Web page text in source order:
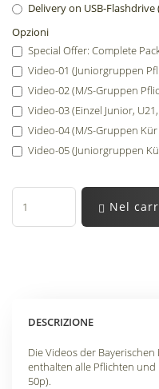
Delivery on USB-
Opzioni
Special Offer: Complete
Video-01 (Juniorgruppen
Video-02 (M/S-Gruppen
Video-03 (Einzel Junior,
Video-04 (M/S-Gruppen
Video-05 (Juniorgruppen
Nel
DESCRIZIONE
Die Videos der
enthalten alle Pflichten und
50p).